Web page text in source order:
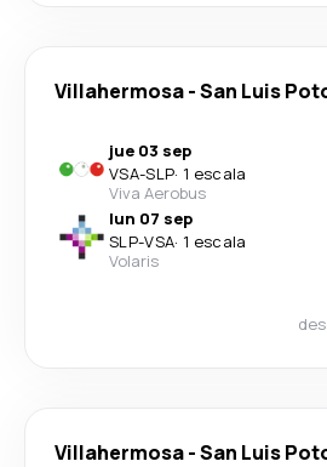
Villahermosa-San Luis
jue 03 sep
VSA-SLP· 1 escala
Viva Aerobus
lun 07 sep
SLP-VSA· 1 escala
Volaris
Villahermosa-San Luis